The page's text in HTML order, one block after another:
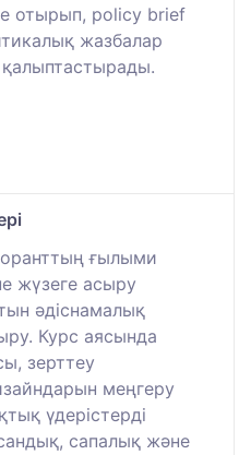
отырып, policy brief
жазбалар
ғылыми
жүзеге асыру
әдіснамалық
Курс аясында
зерттеу
меңгеру
үдерістерді
сапалық және